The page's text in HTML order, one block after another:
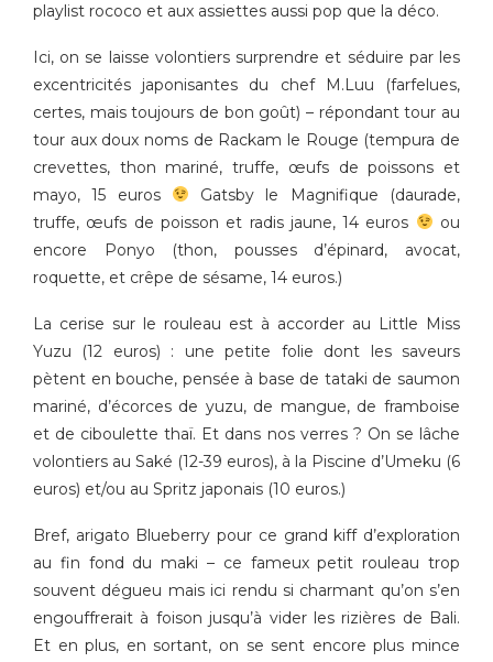
playlist rococo et aux assiettes aussi pop que la déco.
Ici, on se laisse volontiers surprendre et séduire par les
excentricités japonisantes du chef M.Luu (farfelues,
certes, mais toujours de bon goût) – répondant tour au
tour aux doux noms de Rackam le Rouge (tempura de
crevettes, thon mariné, truffe, œufs de poissons et
mayo, 15 euros
Gatsby le Magnifique (daurade,
truffe, œufs de poisson et radis jaune, 14 euros
ou
encore Ponyo (thon, pousses d’épinard, avocat,
roquette, et crêpe de sésame, 14 euros.)
La cerise sur le rouleau est à accorder au Little Miss
Yuzu (12 euros) : une petite folie dont les saveurs
pètent en bouche, pensée à base de tataki de saumon
mariné, d’écorces de yuzu, de mangue, de framboise
et de ciboulette thaï. Et dans nos verres ? On se lâche
volontiers au Saké (12-39 euros), à la Piscine d’Umeku (6
euros) et/ou au Spritz japonais (10 euros.)
Bref, arigato Blueberry pour ce grand kiff d’exploration
au fin fond du maki – ce fameux petit rouleau trop
souvent dégueu mais ici rendu si charmant qu’on s’en
engouffrerait à foison jusqu’à vider les rizières de Bali.
Et en plus, en sortant, on se sent encore plus mince